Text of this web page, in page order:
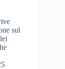
sul